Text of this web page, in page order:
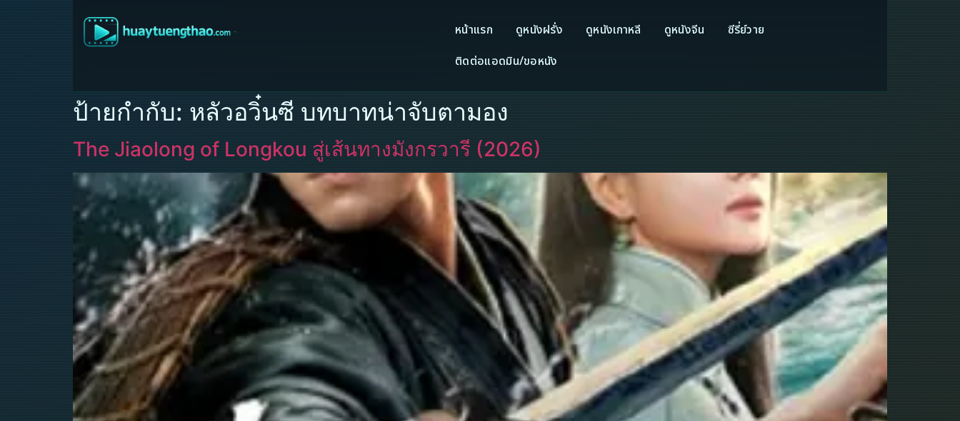
หน้าแรก ดูหนังฝรั่ง ดูหนังเกาหลี ดูหนังจีน
ซีรี่ย์วาย
ติดต่อแอดมิน/ขอหนัง
ป้ายกำกับ: หลัวอวิ๋นซี บทบาทน่าจับตามอง
The Jiaolong of Longkou สู่เส้นทางมังกรวารี (2026)